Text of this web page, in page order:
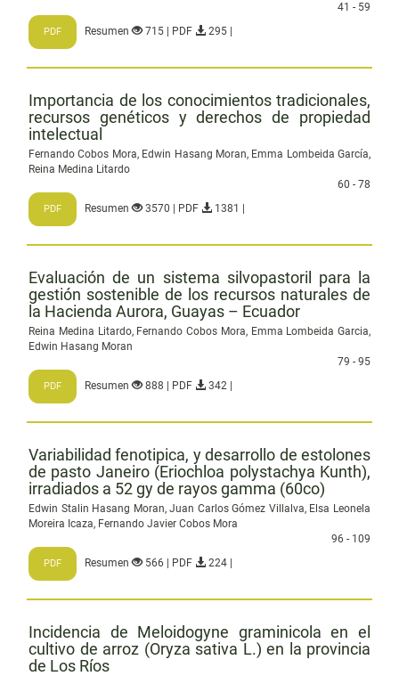
41 - 59
PDF Resumen 715 | PDF 295 |
Importancia de los conocimientos tradicionales,
recursos genéticos y derechos de propiedad
intelectual
Fernando Cobos Mora, Edwin Hasang Moran, Emma Lombeida García,
Reina Medina Litardo
60 - 78
PDF Resumen 3570 | PDF 1381 |
Evaluación de un sistema silvopastoril para la
gestión sostenible de los recursos naturales de
la Hacienda Aurora, Guayas – Ecuador
Reina Medina Litardo, Fernando Cobos Mora, Emma Lombeida Garcia,
Edwin Hasang Moran
79 - 95
PDF Resumen 888 | PDF 342 |
Variabilidad fenotipica, y desarrollo de estolones
de pasto Janeiro (Eriochloa polystachya Kunth),
irradiados a 52 gy de rayos gamma (60co)
Edwin Stalin Hasang Moran, Juan Carlos Gómez Villalva, Elsa Leonela
Moreira Icaza, Fernando Javier Cobos Mora
96 - 109
PDF Resumen 566 | PDF 224 |
Incidencia de Meloidogyne graminicola en el
cultivo de arroz (Oryza sativa L.) en la provincia
de Los Ríos